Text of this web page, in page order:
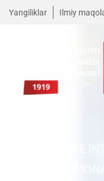
Yangiliklar Ilmiy